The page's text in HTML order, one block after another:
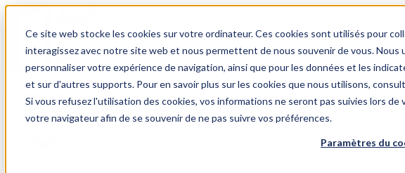
Ce site web stocke les cookies sur votre ordinateur. Ces cookies sont utilisés pour
interagissez avec notre site web et nous permettent de nous souvenir de vous.
personnaliser votre expérience de navigation, ainsi que pour les données et les
et sur d'autres supports. Pour en savoir plus sur les cookies que nous utilisons,
Si vous refusez l'utilisation des cookies, vos informations ne seront pas suivies lors
votre navigateur afin de se souvenir de ne pas suivre vos préférences.
Paramètres du
Notre méthode